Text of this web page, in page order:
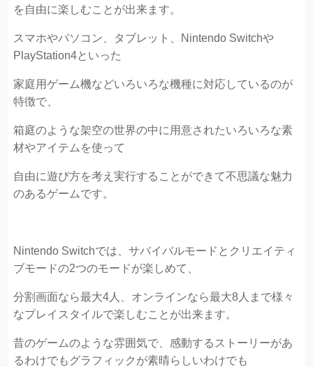
を自由に楽しむことが出来ます。
スマホやパソコン、タブレット、Nintendo Switchや
PlayStation4といった
家庭用ゲーム機などいろいろな機種に対応しているのが
特徴で、
箱庭のような架空の世界の中に用意されたいろいろな素
材やアイテムを使って
自由に遊び方を考え実行することができて不思議な魅力
のあるゲームです。
Nintendo Switchでは、サバイバルモードとクリエイティ
ブモードの2つのモードが楽しめて、
分割画面なら最大4人、オンラインなら最大8人まで様々
なプレイスタイルで楽しむことが出来ます。
昔のゲームのような雰囲気で、感動するストーリーがあ
るわけでもグラフィックが素晴らしいわけでも